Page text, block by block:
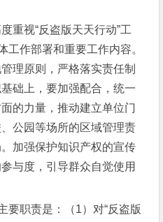
视“反盗版天天行动”工
工作部署和重要工作内容。
理原则，严格落实责任制
础上，要加强配合，统一
的力量，推动建立单位门
公园等场所的区域管理责
加强保护知识产权的宣传
与度，引导群众自觉使用
职责是：（1）对“反盗版